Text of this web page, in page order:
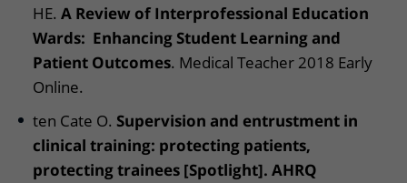
HE. A Review of Interprofessional Education
Wards: Enhancing Student Learning and
Patient Outcomes. Medical Teacher 2018 Early
Online.
ten Cate O. Supervision and entrustment in
clinical training: protecting patients,
protecting trainees [Spotlight]. AHRQ